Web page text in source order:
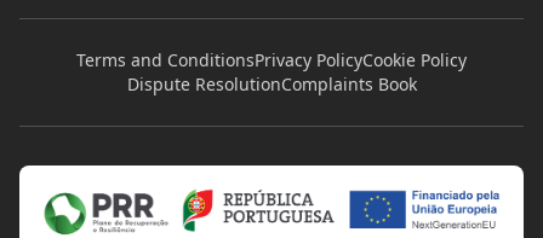
Terms and ConditionsPrivacy PolicyCookie Policy
Dispute ResolutionComplaints Book